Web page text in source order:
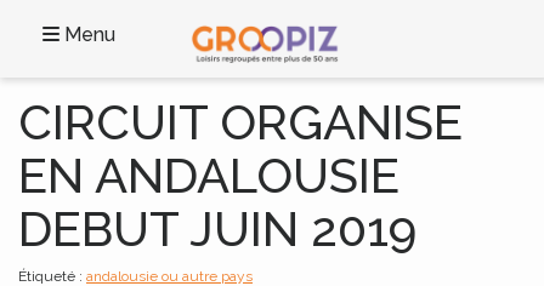
Menu
CIRCUIT ORGANISE
EN ANDALOUSIE
DEBUT JUIN 2019
Étiqueté : andalousie ou autre pays